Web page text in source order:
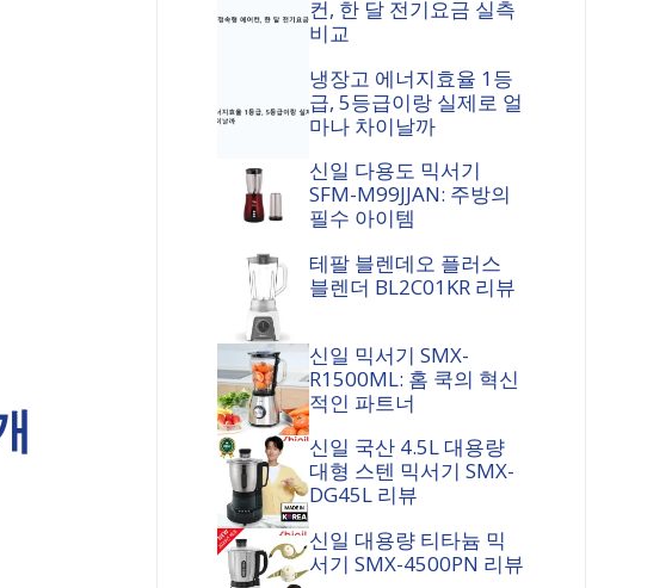
컨, 한 달 전기요금 실측
비교
냉장고 에너지효율 1등
급, 5등급이랑 실제로 얼
마나 차이날까
신일 다용도 믹서기
SFM-M99JJAN: 주방의
필수 아이템
테팔 블렌데오 플러스
블렌더 BL2C01KR 리뷰
신일 믹서기 SMX-
R1500ML: 홈 쿡의 혁신
적인 파트너
신일 국산 4.5L 대용량
대형 스텐 믹서기 SMX-
DG45L 리뷰
신일 대용량 티타늄 믹
서기 SMX-4500PN 리뷰